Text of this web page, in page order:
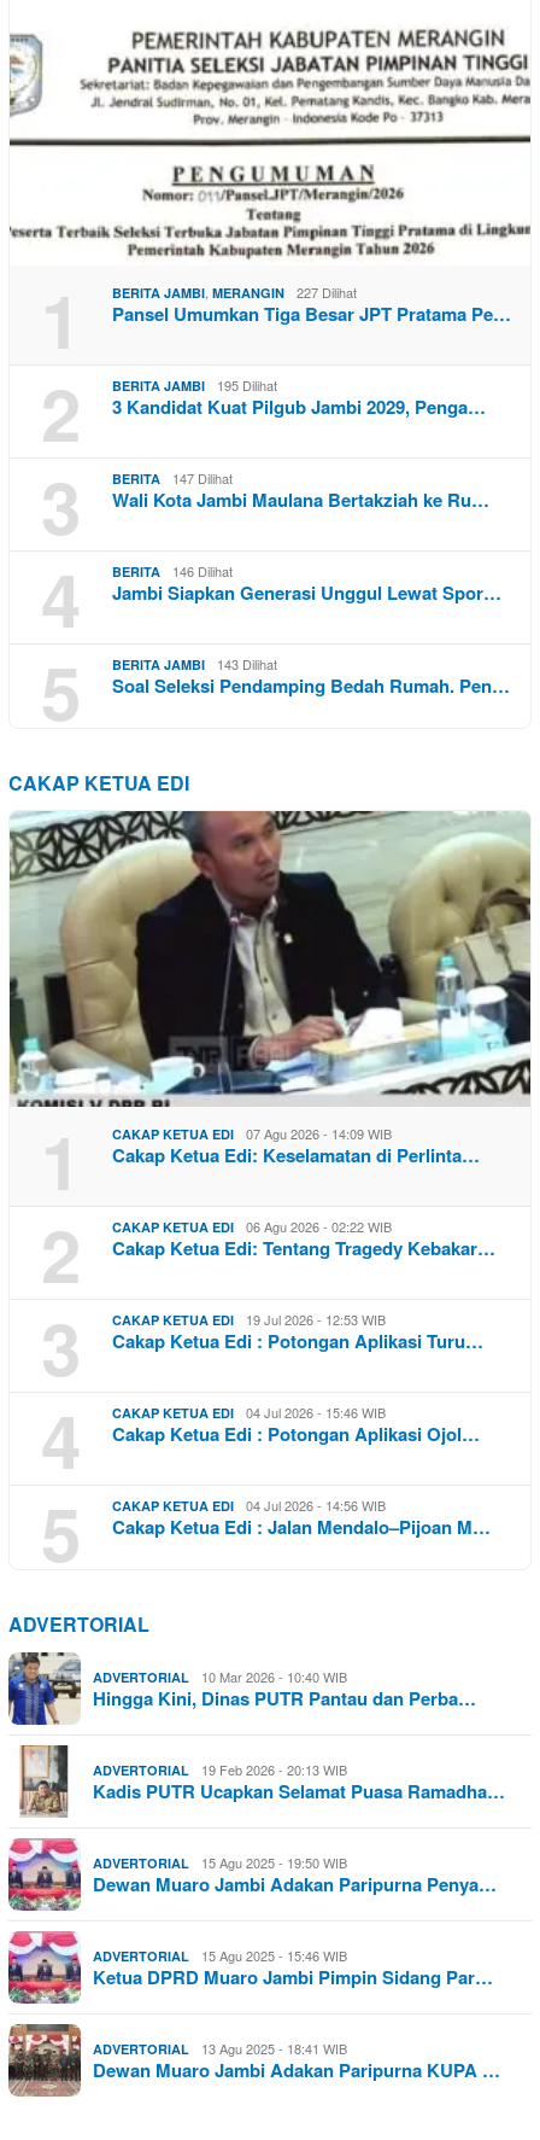
1 BERITA JAMBI MERANGIN 227 Dilihat
Pansel Umumkan Tiga Besar JPT Pratama Pe…
2 BERITA JAMBI 195 Dilihat
3 Kandidat Kuat Pilgub Jambi 2029, Penga…
3 BERITA 147 Dilihat
Wali Kota Jambi Maulana Bertakziah ke Ru…
4 BERITA 146 Dilihat
Jambi Siapkan Generasi Unggul Lewat Spor…
5 BERITA JAMBI 143 Dilihat
Soal Seleksi Pendamping Bedah Rumah. Pen…
CAKAP KETUA EDI
1 CAKAP KETUA EDI 07 Agu 2026 - 14:09 WIB
Cakap Ketua Edi: Keselamatan di Perlinta…
2 CAKAP KETUA EDI 06 Agu 2026 - 02:22 WIB
Cakap Ketua Edi: Tentang Tragedy Kebakar…
3 CAKAP KETUA EDI 19 Jul 2026 - 12:53 WIB
Cakap Ketua Edi : Potongan Aplikasi Turu…
4 CAKAP KETUA EDI 04 Jul 2026 - 15:46 WIB
Cakap Ketua Edi : Potongan Aplikasi Ojol…
5 CAKAP KETUA EDI 04 Jul 2026 - 14:56 WIB
Cakap Ketua Edi : Jalan Mendalo–Pijoan M…
ADVERTORIAL
ADVERTORIAL 10 Mar 2026 - 10:40 WIB
Hingga Kini, Dinas PUTR Pantau dan Perba…
ADVERTORIAL 19 Feb 2026 - 20:13 WIB
Kadis PUTR Ucapkan Selamat Puasa Ramadha…
ADVERTORIAL 15 Agu 2025 - 19:50 WIB
Dewan Muaro Jambi Adakan Paripurna Penya…
ADVERTORIAL 15 Agu 2025 - 15:46 WIB
Ketua DPRD Muaro Jambi Pimpin Sidang Par…
ADVERTORIAL 13 Agu 2025 - 18:41 WIB
Dewan Muaro Jambi Adakan Paripurna KUPA …